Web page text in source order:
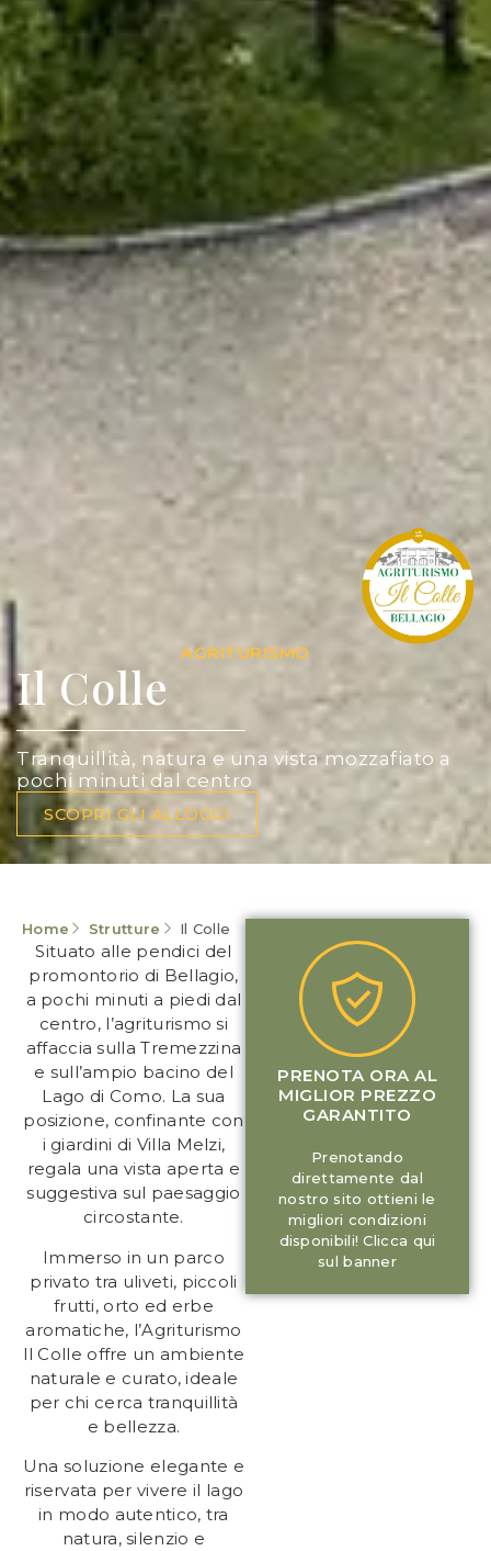
AGRITURISMO
Il Colle
Tranquillità, natura e una vista mozzafiato a
pochi minuti dal centro
SCOPRI GLI ALLOGGI
Home Strutture Il Colle
Situato alle pendici del
promontorio di Bellagio,
a pochi minuti a piedi dal
centro, l’agriturismo si
affaccia sulla Tremezzina
e sull’ampio bacino del
Lago di Como. La sua
posizione, confinante con
i giardini di Villa Melzi,
regala una vista aperta e
suggestiva sul paesaggio
circostante.
Immerso in un parco
privato tra uliveti, piccoli
frutti, orto ed erbe
aromatiche, l’Agriturismo
Il Colle offre un ambiente
naturale e curato, ideale
per chi cerca tranquillità
e bellezza.
Una soluzione elegante e
riservata per vivere il lago
in modo autentico, tra
natura, silenzio e
PRENOTA ORA AL
MIGLIOR PREZZO
GARANTITO
Prenotando
direttamente dal
nostro sito ottieni le
migliori condizioni
disponibili! Clicca qui
sul banner